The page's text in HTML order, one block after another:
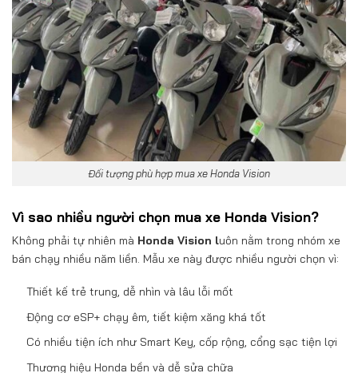
Đối tượng phù hợp mua xe Honda Vision
Vì sao nhiều người chọn mua xe Honda Vision?
Không phải tự nhiên mà Honda Vision luôn nằm trong nhóm xe
bán chạy nhiều năm liền. Mẫu xe này được nhiều người chọn vì:
Thiết kế trẻ trung, dễ nhìn và lâu lỗi mốt
Động cơ eSP+ chạy êm, tiết kiệm xăng khá tốt
Có nhiều tiện ích như Smart Key, cốp rộng, cổng sạc tiện lợi
Thương hiệu Honda bền và dễ sửa chữa